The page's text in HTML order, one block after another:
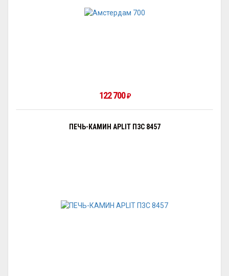
122 700 ₽
ПЕЧЬ-КАМИН APLIT П3С 8457